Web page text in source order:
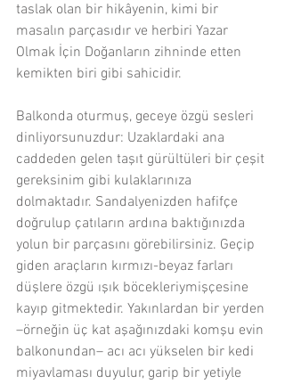
taslak olan bir hikâyenin, kimi bir
masalın parçasıdır ve herbiri Yazar
Olmak İçin Doğanların zihninde etten
kemikten biri gibi sahicidir.
Balkonda oturmuş, geceye özgü sesleri
dinliyorsunuzdur: Uzaklardaki ana
caddeden gelen taşıt gürültüleri bir çeşit
gereksinim gibi kulaklarınıza
dolmaktadır. Sandalyenizden hafifçe
doğrulup çatıların ardına baktığınızda
yolun bir parçasını görebilirsiniz. Geçip
giden araçların kırmızı-beyaz farları
düşlere özgü ışık böcekleriymişçesine
kayıp gitmektedir. Yakınlardan bir yerden
–örneğin üç kat aşağınızdaki komşu evin
balkonundan– acı acı yükselen bir kedi
miyavlaması duyulur, garip bir yetiyle